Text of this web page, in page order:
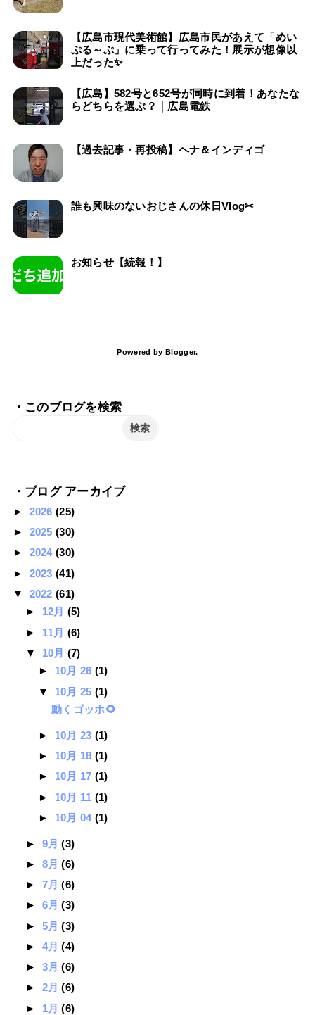
【広島市現代美術館】広島市民があえて「めい
ぷる～ぷ」に乗って行ってみた！展示が想像以
上だった✨
【広島】582号と652号が同時に到着！あなたな
らどちらを選ぶ？｜広島電鉄
【過去記事・再投稿】ヘナ＆インディゴ
誰も興味のないおじさんの休日Vlog✂
お知らせ【続報！】
Powered by Blogger.
・このブログを検索
・ブログ アーカイブ
► 2026(25)
► 2025(30)
► 2024(30)
► 2023(41)
▼ 2022(61)
► 12月 (5)
► 11月 (6)
▼ 10月 (7)
► 10月 26 (1)
▼ 10月 25 (1)
動くゴッホ🌻
► 10月 23 (1)
► 10月 18 (1)
► 10月 17 (1)
► 10月 11 (1)
► 10月 04 (1)
► 9月(3)
► 8月(6)
► 7月(6)
► 6月(3)
► 5月(3)
► 4月(4)
► 3月(6)
► 2月(6)
► 1月(6)